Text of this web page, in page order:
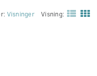
Visninger Visning: